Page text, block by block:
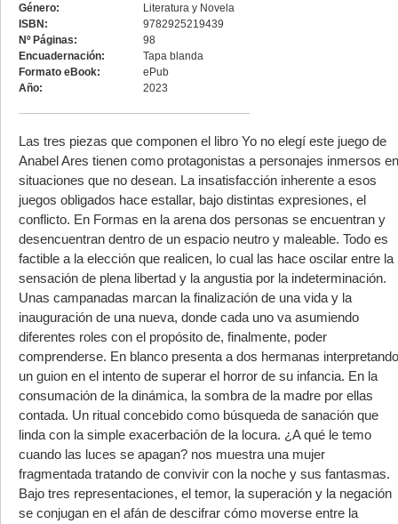
Género:
Literatura y Novela
ISBN:
9782925219439
Nº Páginas:
98
Encuadernación:
Tapa blanda
Formato eBook:
ePub
Año:
2023
Las tres piezas que componen el libro Yo no elegí este juego de
Anabel Ares tienen como protagonistas a personajes inmersos en
situaciones que no desean. La insatisfacción inherente a esos
juegos obligados hace estallar, bajo distintas expresiones, el
conflicto. En Formas en la arena dos personas se encuentran y
desencuentran dentro de un espacio neutro y maleable. Todo es
factible a la elección que realicen, lo cual las hace oscilar entre la
sensación de plena libertad y la angustia por la indeterminación.
Unas campanadas marcan la finalización de una vida y la
inauguración de una nueva, donde cada uno va asumiendo
diferentes roles con el propósito de, finalmente, poder
comprenderse. En blanco presenta a dos hermanas interpretando
un guion en el intento de superar el horror de su infancia. En la
consumación de la dinámica, la sombra de la madre por ellas
contada. Un ritual concebido como búsqueda de sanación que
linda con la simple exacerbación de la locura. ¿A qué le temo
cuando las luces se apagan? nos muestra una mujer
fragmentada tratando de convivir con la noche y sus fantasmas.
Bajo tres representaciones, el temor, la superación y la negación
se conjugan en el afán de descifrar cómo moverse entre la